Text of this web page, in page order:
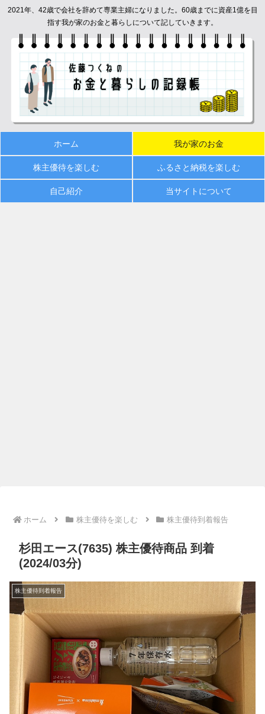
2021年、42歳で会社を辞めて専業主婦になりました。60歳までに資産1億を目
指す我が家のお金と暮らしについて記していきます。
ホーム 我が家のお金
株主優待を楽しむ ふるさと納税を楽しむ
自己紹介 当サイトについて
ホーム 株主優待を楽しむ 株主優待到着報告
杉田エース(7635) 株主優待商品 到着
(2024/03分)
株主優待到着報告